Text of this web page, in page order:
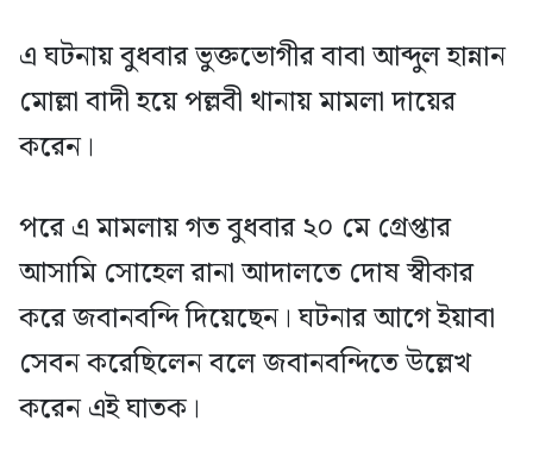
এ ঘটনায় বুধবার ভুক্তভোগীর বাবা আব্দুল হান্নান
মোল্লা বাদী হয়ে পল্লবী থানায় মামলা দায়ের
করেন।
পরে এ মামলায় গত বুধবার ২০ মে গ্রেপ্তার
আসামি সোহেল রানা আদালতে দোষ স্বীকার
করে জবানবন্দি দিয়েছেন। ঘটনার আগে ইয়াবা
সেবন করেছিলেন বলে জবানবন্দিতে উল্লেখ
করেন এই ঘাতক।